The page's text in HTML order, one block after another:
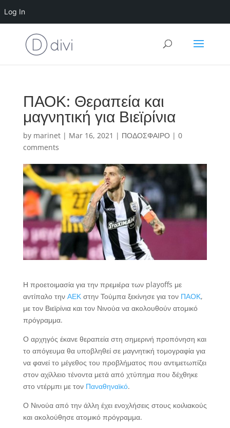
Log In
ΠΑΟΚ: Θεραπεία και
μαγνητική για Βιεϊρίνια
by marinet| Mar 16, 2021 | ΠΟΔΟΣΦΑΙΡΟ| 0
comments
Η προετοιμασία για την πρεμιέρα των playoffs με
αντίπαλο την ΑΕΚστην Τούμπα ξεκίνησε για τον ΠΑΟΚ,
με τον Βιεϊρίνια και τον Νινούα να ακολουθούν ατομικό
πρόγραμμα.
Ο αρχηγός έκανε θεραπεία στη σημερινή προπόνηση και
το απόγευμα θα υποβληθεί σε μαγνητική τομογραφία για
να φανεί το μέγεθος του προβλήματος που αντιμετωπίζει
στον αχίλλειο τένοντα μετά από χτύπημα που δέχθηκε
στο ντέρμπι με τον Παναθηναϊκό.
Ο Νινούα από την άλλη έχει ενοχλήσεις στους κοιλιακούς
και ακολούθησε ατομικό πρόγραμμα.